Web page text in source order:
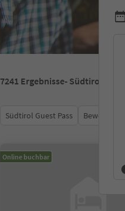
7241 Ergebnisse- Südtirol
Südtirol Guest Pass
Online buchbar